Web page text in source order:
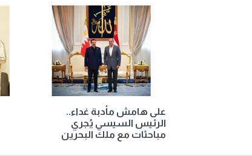
على هامش مأدبة غداء..
الرئيس السيسي يُجري
مباحثات مع ملك البحرين